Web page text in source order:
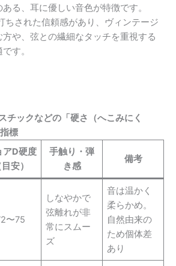
る、耳に優しい音色が特徴です。
ちされた信頼感があり、ヴィンテージ
や、弦との繊細なタッチを重視する
す。
チックなどの「硬さ（へこみにく
標
アD硬度
目安）
手触り・弾
き感
備考
〜75
しなやかで
弦離れが非
常にスムー
ズ
音は温かく
柔らかめ。
自然由来の
ため個体差
あり